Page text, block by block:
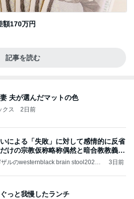
額170万円
記事を読む
夫が選んだマットの色
クス 2日前
による「失敗」に対して感情的に反省
けの宗教仮称略称偶然と暗合教教義候
ルのwesternblack brain stool2024
3日前
っと我慢したランチ